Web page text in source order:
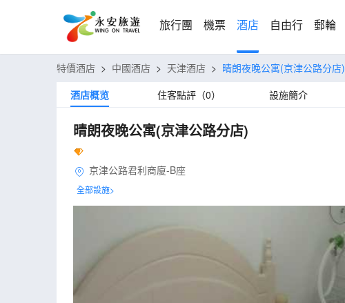
旅行團 機票 酒店 自由行 郵輪
特價酒店 > 中國酒店 > 天津酒店 > 晴朗夜晚公寓(京津公路分店)
酒店概览
住客點評（0） 設施簡介
晴朗夜晚公寓(京津公路分店)
京津公路君利商廈-B座
全部設施>